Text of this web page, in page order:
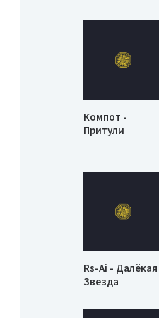
Компот -
Притули
Rs-Ai - Далёкая
Звезда